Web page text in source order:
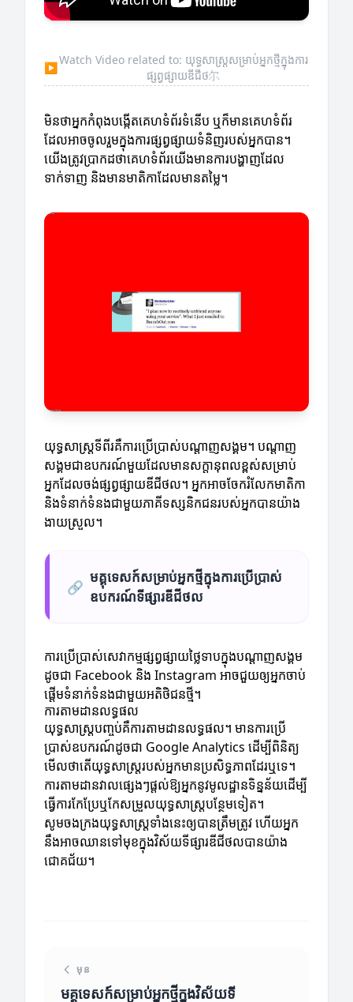
▶
Watch Video related to: យុទ្ធសាស្ត្រសម្រាប់អ្នកថ្មីក្នុងការ
ផ្សព្វផ្សាយឌីជីថ尔
មិនថាអ្នកកំពុងបង្កើតគេហទំព័រទំនើប ឬក៏មានគេហទំព័រ
ដែលអាចចូលរួមក្នុងការផ្សព្វផ្សាយទំនិញរបស់អ្នកបាន។
យើងត្រូវប្រាកដថាគេហទំព័រយើងមានការបង្ហាញដែល
ទាក់ទាញ និងមានមាតិកាដែលមានតម្លៃ។
យុទ្ធសាស្ត្រទីពីរគឺការប្រើប្រាស់បណ្តាញសង្គម។ បណ្តាញ
សង្គមជាឧបករណ៍មួយដែលមានសក្តានុពលខ្ពស់សម្រាប់
អ្នកដែលចង់ផ្សព្វផ្សាយឌីជីថល។ អ្នកអាចចែករំលែកមាតិកា
និងទំនាក់ទំនងជាមួយភាគីទស្សនិកជនរបស់អ្នកបានយ៉ាង
ងាយស្រួល។
🔗
មគ្គុទេសក៍សម្រាប់អ្នកថ្មីក្នុងការប្រើប្រាស់
ឧបករណ៍ទីផ្សារឌីជីថល
ការប្រើប្រាស់សេវាកម្មផ្សព្វផ្សាយថ្លៃទាបក្នុងបណ្តាញសង្គម
ដូចជា Facebook និង Instagram អាចជួយឲ្យអ្នកចាប់
ផ្តើមទំនាក់ទំនងជាមួយអតិថិជនថ្មី។
ការតាមដានលទ្ធផល
យុទ្ធសាស្ត្របញ្ចប់គឺការតាមដានលទ្ធផល។ មានការប្រើ
ប្រាស់ឧបករណ៍ដូចជា Google Analytics ដើម្បីពិនិត្យ
មើលថាតើយុទ្ធសាស្ត្រ​របស់អ្នកមានប្រសិទ្ធភាពដែរឬទេ។
ការតាមដានវាលផ្សេងៗផ្តល់ឱ្យអ្នកនូវមូលដ្ឋានទិន្នន័យដើម្បី
ធ្វើការកែប្រែឬកែសម្រួលយុទ្ធសាស្ត្របន្ថែមទៀត។
សូមចងក្រងយុទ្ធសាស្ត្រទាំងនេះឲ្យបានត្រឹមត្រូវ ហើយអ្នក
នឹងអាចឈានទៅមុខក្នុងវិស័យទីផ្សារឌីជីថលបានយ៉ាង
ជោគជ័យ។
មុន
មគ្គុទេសក៍សម្រាប់អ្នកថ្មីក្នុងវិស័យទី